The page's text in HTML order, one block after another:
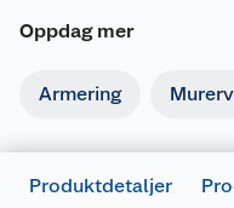
Oppdag mer
Armering
Produktdetaljer